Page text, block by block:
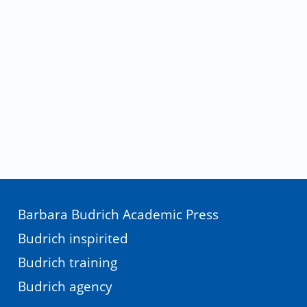
Barbara Budrich Academic Press
Budrich inspirited
Budrich training
Budrich agency